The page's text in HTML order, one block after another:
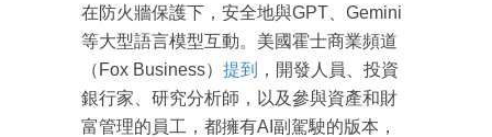
在防火牆保護下，安全地與GPT、Gemini
等大型語言模型互動。美國霍士商業頻道
（Fox Business） 提到
，開發人員、投資
銀行家、研究分析師，以及參與資產和財
富管理的員工，都擁有AI副駕駛的版本，